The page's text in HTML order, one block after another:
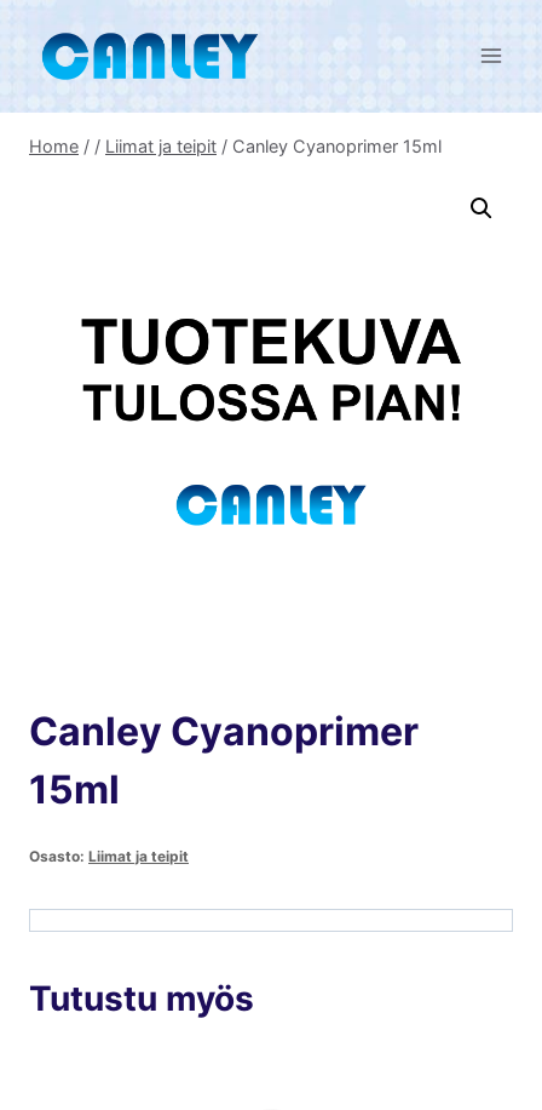
content
Home / / Liimat ja teipit / Canley Cyanoprimer 15ml
Canley Cyanoprimer
15ml
Osasto: Liimat ja teipit
Tutustu myös